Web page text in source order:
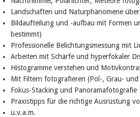
Landschaften und Naturphänomene
Bildaufteilung und -aufbau mit Formen
bestimmt)
Professionelle Belichtungsmessung mit
Arbeiten mit Schärfe und hyperfokaler
Histogramme verstehen und
Mit Filtern fotografieren (Pol-, Grau-
Fokus-Stacking und Panoramafotografie
Praxistipps für die richtige Ausrüstung
u.v.a.m.